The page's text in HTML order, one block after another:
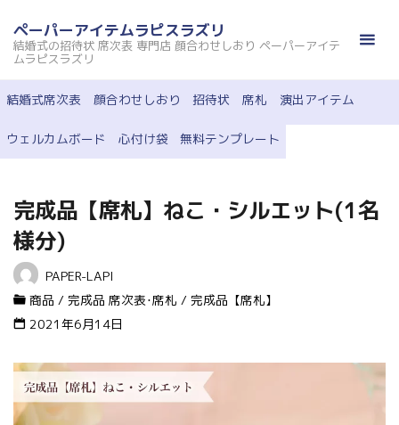
ン
ツ
へ
ス
ペーパーアイテムラピスラズリ
結婚式の招待状 席次表 専門店 顔合わせしおり ペーパーアイテ
ムラピスラズリ
結婚式席次表 顔合わせしおり 招待状 席札 演出アイテム
ウェルカムボード 心付け袋 無料テンプレート
完成品【席札】ねこ・シルエット(1名
様分)
PAPER-LAPI
商品 / 完成品 席次表･席札 / 完成品【席札】
2021年6月14日